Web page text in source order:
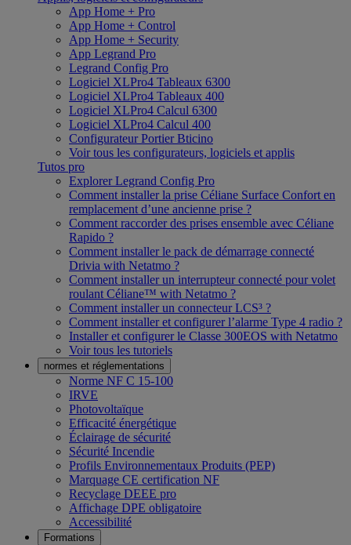
App Home + Pro
App Home + Control
App Home + Security
App Legrand Pro
Legrand Config Pro
Logiciel XLPro4 Tableaux 6300
Logiciel XLPro4 Tableaux 400
Logiciel XLPro4 Calcul 6300
Logiciel XLPro4 Calcul 400
Configurateur Portier Bticino
Voir tous les configurateurs, logiciels et applis
Tutos pro
Explorer Legrand Config Pro
Comment installer la prise Céliane Surface Confort en
remplacement d’une ancienne prise ?
Comment raccorder des prises ensemble avec Céliane
Rapido ?
Comment installer le pack de démarrage connecté
Drivia with Netatmo ?
Comment installer un interrupteur connecté pour volet
roulant Céliane™ with Netatmo ?
Comment installer un connecteur LCS³ ?
Comment installer et configurer l’alarme Type 4 radio ?
Installer et configurer le Classe 300EOS with Netatmo
Voir tous les tutoriels
normes et réglementations
Norme NF C 15-100
IRVE
Photovoltaïque
Efficacité énergétique
Éclairage de sécurité
Sécurité Incendie
Profils Environnementaux Produits (PEP)
Marquage CE certification NF
Recyclage DEEE pro
Affichage DPE obligatoire
Accessibilité
Formations